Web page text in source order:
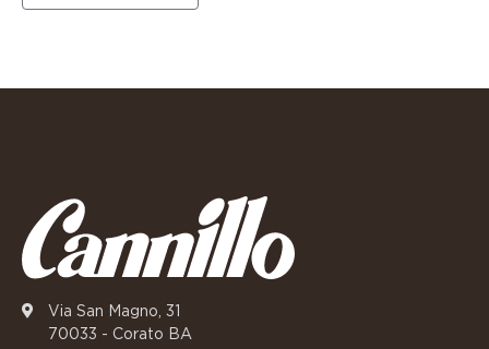
Via San Magno, 31
70033 - Corato BA